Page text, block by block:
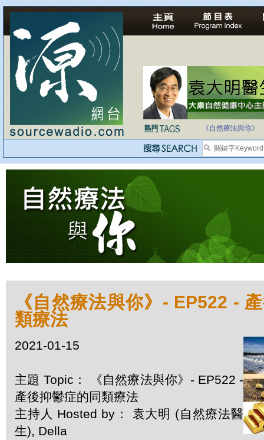
自家教育合法化-
《自然療法與你》
《自然療法與你》- EP522 -
類療法
2021-01-15
主題 Topic： 《自然療法與你》- EP522 -
產後抑鬱症的同類療法
主持人 Hosted by： 袁大明 (自然療法醫
生), Della